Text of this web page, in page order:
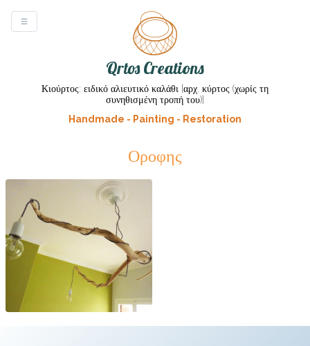
Qrtos Creations
Κιούρτος: ειδικό αλιευτικό καλάθι [αρχ. κύρτος (χωρίς τη
συνηθισμένη τροπή του)]
Handmade - Painting - Restoration
Οροφης